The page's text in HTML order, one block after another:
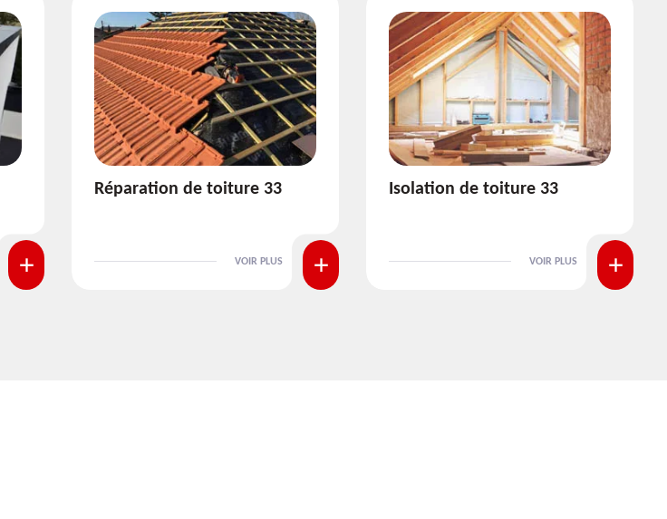
Isolation de toiture 33
VOIR PLUS
Pose et nettoyage de
VOIR PLUS